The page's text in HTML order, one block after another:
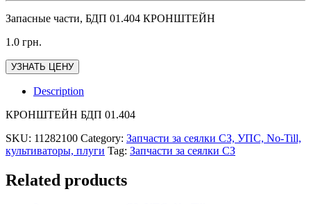
Запасные части, БДП 01.404 КРОНШТЕЙН
1.0 грн.
УЗНАТЬ ЦЕНУ
Description
КРОНШТЕЙН БДП 01.404
SKU: 11282100 Category: Запчасти за сеялки СЗ, УПС, No-Till,
культиваторы, плуги Tag: Запчасти за сеялки СЗ
Related products